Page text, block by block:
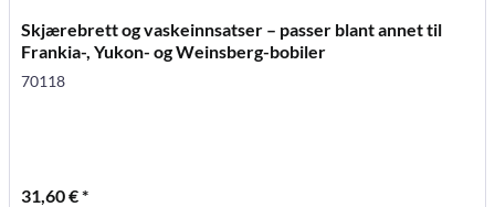
Skjærebrett og vaskeinnsatser – passer blant annet til
Frankia-, Yukon- og Weinsberg-bobiler
70118
31,60 € *